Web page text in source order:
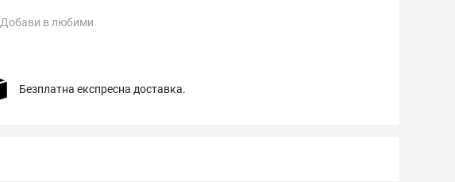
Добави в любими
Безплатна експресна доставка.